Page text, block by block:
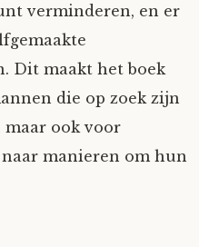
verminderen, en er
Dit maakt het boek
die op zoek zijn
maar ook voor
manieren om hun